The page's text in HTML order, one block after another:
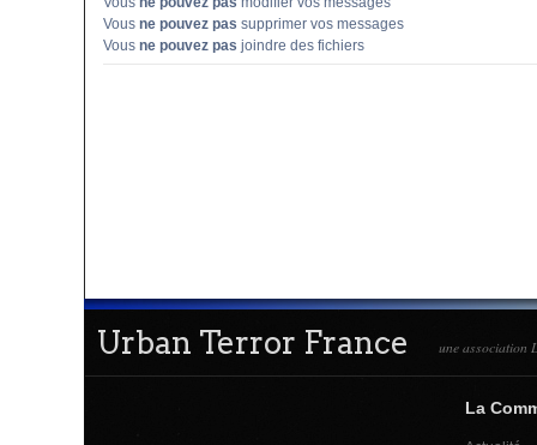
Vous ne pouvez pas supprimer vos messages
Vous ne pouvez pas joindre des fichiers
Urban Terror France une association
La